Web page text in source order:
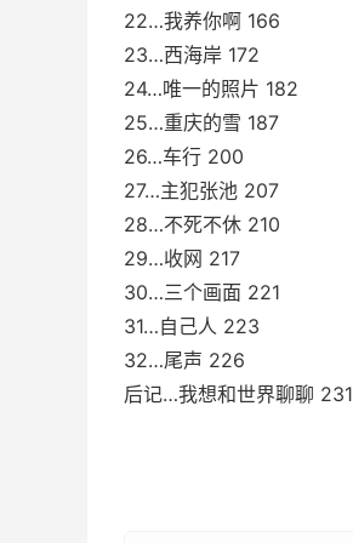
22…我养你啊 166
23…西海岸 172
24…唯一的照片 182
25…重庆的雪 187
26…车行 200
27…主犯张池 207
28…不死不休 210
29…收网 217
30…三个画面 221
31…自己人 223
32…尾声 226
后记…我想和世界聊聊 231